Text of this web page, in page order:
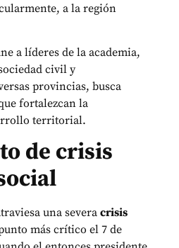
a la región
a líderes de la academia,
civil y
provincias, busca
fortalezcan la
territorial.
de crisis
una severa crisis
más crítico el 7 de